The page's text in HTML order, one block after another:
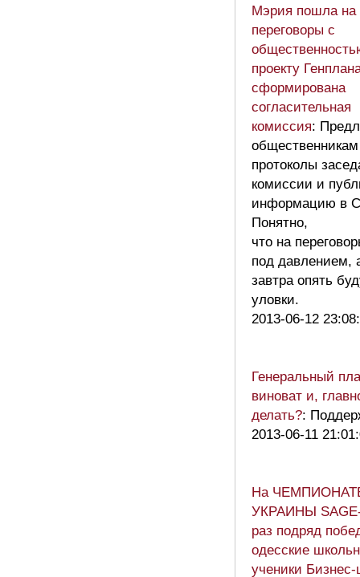
Мэрия пошла на
переговоры с
проекту
сформирована
согласительная
комиссия:
протоколы
комиссии и
информацию в
Понятно,
что на
под давлением,
завтра опять
уловки.
2013-06-12
Генеральный
виноват и,
делать?:
2013-06-11
На
УКРАИНЫ
раз подряд
одесские
ученики